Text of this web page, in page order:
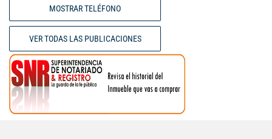
MOSTRAR TELÉFONO
VER TODAS LAS PUBLICACIONES